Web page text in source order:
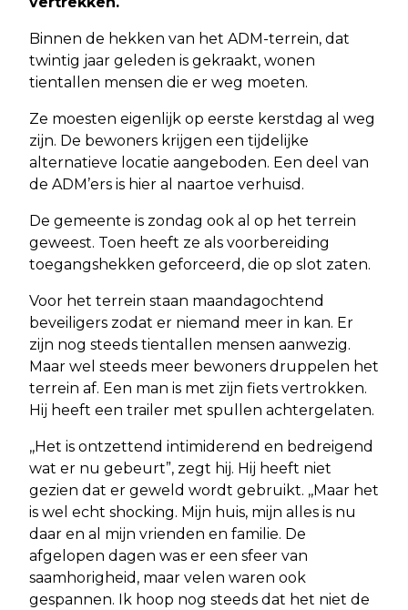
Binnen de hekken van het ADM-terrein, dat
twintig jaar geleden is gekraakt, wonen
tientallen mensen die er weg moeten.
Ze moesten eigenlijk op eerste kerstdag al weg
zijn. De bewoners krijgen een tijdelijke
alternatieve locatie aangeboden. Een deel van
de ADM’ers is hier al naartoe verhuisd.
De gemeente is zondag ook al op het terrein
geweest. Toen heeft ze als voorbereiding
toegangshekken geforceerd, die op slot zaten.
Voor het terrein staan maandagochtend
beveiligers zodat er niemand meer in kan. Er
zijn nog steeds tientallen mensen aanwezig.
Maar wel steeds meer bewoners druppelen het
terrein af. Een man is met zijn fiets vertrokken.
Hij heeft een trailer met spullen achtergelaten.
,,Het is ontzettend intimiderend en bedreigend
wat er nu gebeurt”, zegt hij. Hij heeft niet
gezien dat er geweld wordt gebruikt. ,,Maar het
is wel echt shocking. Mijn huis, mijn alles is nu
daar en al mijn vrienden en familie. De
afgelopen dagen was er een sfeer van
saamhorigheid, maar velen waren ook
gespannen. Ik hoop nog steeds dat het niet de